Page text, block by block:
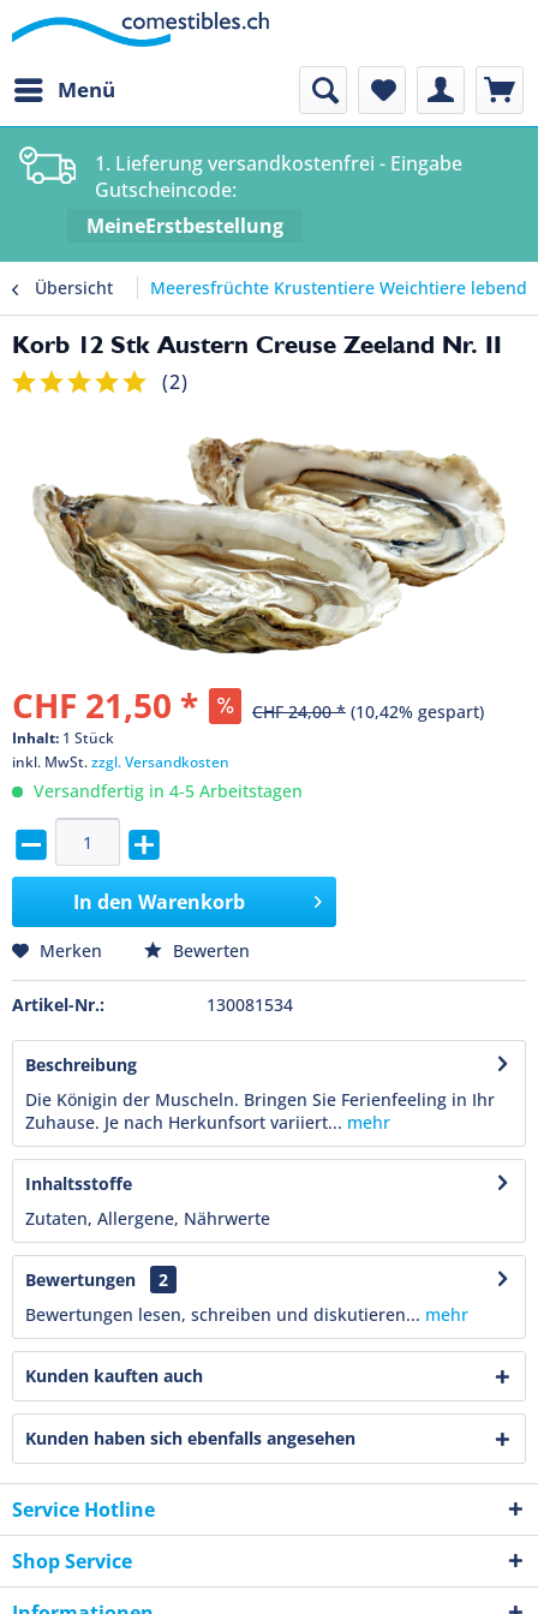
Menü
1. Lieferung versandkostenfrei - Eingabe
Gutscheincode:
MeineErstbestellung
Übersicht Meeresfrüchte Krustentiere Weichtiere lebend
Korb 12 Stk Austern Creuse Zeeland Nr. II
(2)
CHF 21,50 * CHF 24,00 * (10,42% gespart)
Inhalt: 1 Stück
inkl. MwSt.zzgl. Versandkosten
Versandfertig in 4-5 Arbeitstagen
In den Warenkorb
Merken Bewerten
Artikel-Nr.: 130081534
Beschreibung
Die Königin der Muscheln. Bringen Sie Ferienfeeling in Ihr
Zuhause. Je nach Herkunfsort variiert... mehr
Inhaltsstoffe
Zutaten, Allergene, Nährwerte
Bewertungen
2
Bewertungen lesen, schreiben und diskutieren... mehr
Kunden kauften auch
Kunden haben sich ebenfalls angesehen
Service Hotline
Shop Service